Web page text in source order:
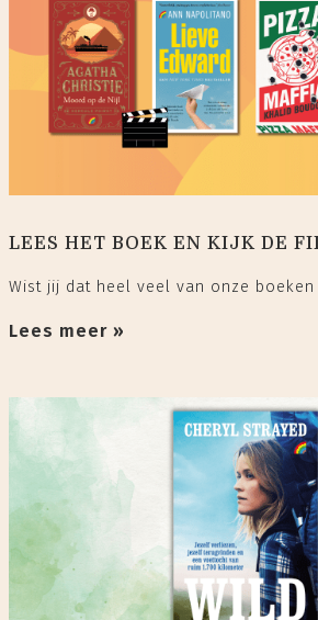
LEES HET BOEK EN KIJK DE
Wist jij dat heel veel van onze
Lees meer »